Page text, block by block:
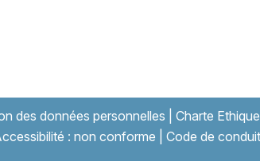
des données personnelles Charte
: non conforme
Code de